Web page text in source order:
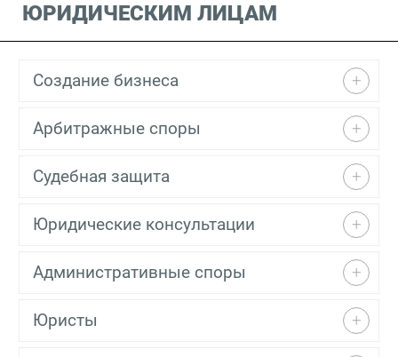
ЮРИДИЧЕСКИМ ЛИЦАМ
Создание бизнеса
Арбитражные споры
Судебная защита
Юридические консультации
Административные споры
Юристы